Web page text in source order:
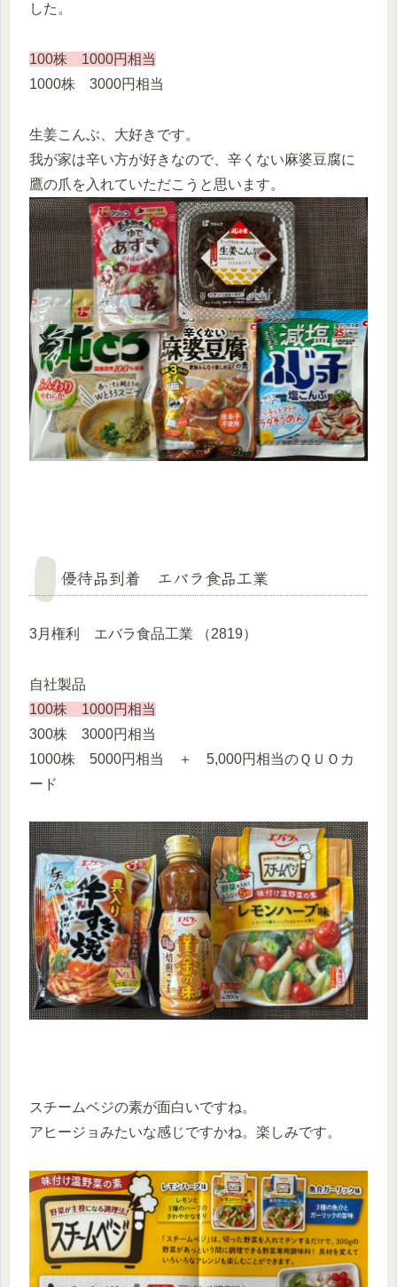
した。
100株 1000円相当
1000株 3000円相当
生姜こんぶ、大好きです。
我が家は辛い方が好きなので、辛くない麻婆豆腐に
鷹の爪を入れていただこうと思います。
優待品到着 エバラ食品工業
3月権利 エバラ食品工業 （2819）
自社製品
100株 1000円相当
300株 3000円相当
1000株 5000円相当 ＋ 5,000円相当のＱＵＯカ
ード
スチームベジの素が面白いですね。
アヒージョみたいな感じですかね。楽しみです。